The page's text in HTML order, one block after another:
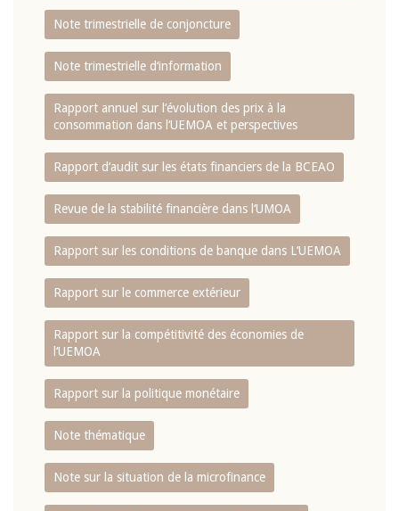
Note trimestrielle de conjoncture
Note trimestrielle d‘information
Rapport annuel sur l‘évolution des prix à la
consommation dans l‘UEMOA et perspectives
Rapport d‘audit sur les états financiers de la BCEAO
Revue de la stabilité financière dans l‘UMOA
Rapport sur les conditions de banque dans L‘UEMOA
Rapport sur le commerce extérieur
Rapport sur la compétitivité des économies de
l‘UEMOA
Rapport sur la politique monétaire
Note thématique
Note sur la situation de la microfinance